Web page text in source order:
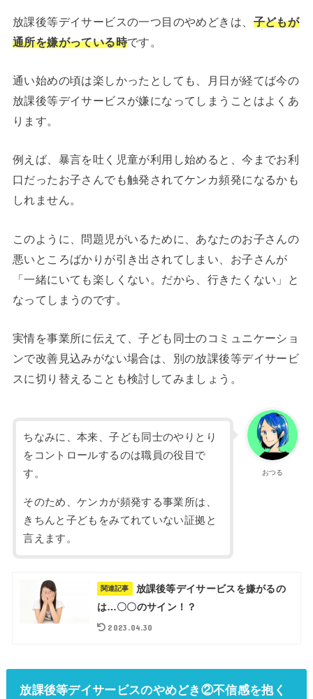
放課後等デイサービスの一つ目のやめどきは、 子どもが
通所を嫌がっている時です。
通い始めの頃は楽しかったとしても、月日が経てば今の
放課後等デイサービスが嫌になってしまうことはよくあ
ります。
例えば、暴言を吐く児童が利用し始めると、今までお利
口だったお子さんでも触発されてケンカ頻発になるかも
しれません。
このように、問題児がいるために、あなたのお子さんの
悪いところばかりが引き出されてしまい、お子さんが
「一緒にいても楽しくない。だから、行きたくない」と
なってしまうのです。
実情を事業所に伝えて、子ども同士のコミュニケーショ
ンで改善見込みがない場合は、別の放課後等デイサービ
スに切り替えることも検討してみましょう。
おつる
ちなみに、本来、子ども同士のやりとり
をコントロールするのは職員の役目で
す。
そのため、ケンカが頻発する事業所は、
きちんと子どもをみてれていない証拠と
言えます。
関連記事
放課後等デイサービスを嫌がるの
は…〇〇のサイン！？
2023.04.30
放課後等デイサービスのやめどき②不信感を抱く